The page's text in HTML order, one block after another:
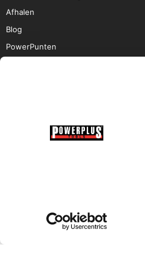
Afhalen
Blog
PowerPunten